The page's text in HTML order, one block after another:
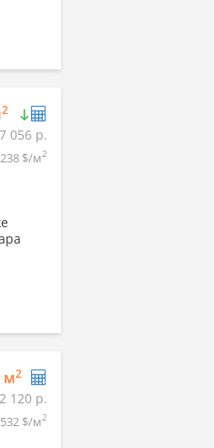
2
056 р.
238 $/м2
м2
120 р.
532 $/м2